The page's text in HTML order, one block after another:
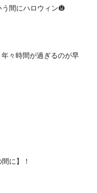
間にハロウィン🎃
々時間が過ぎるのが早
に】！